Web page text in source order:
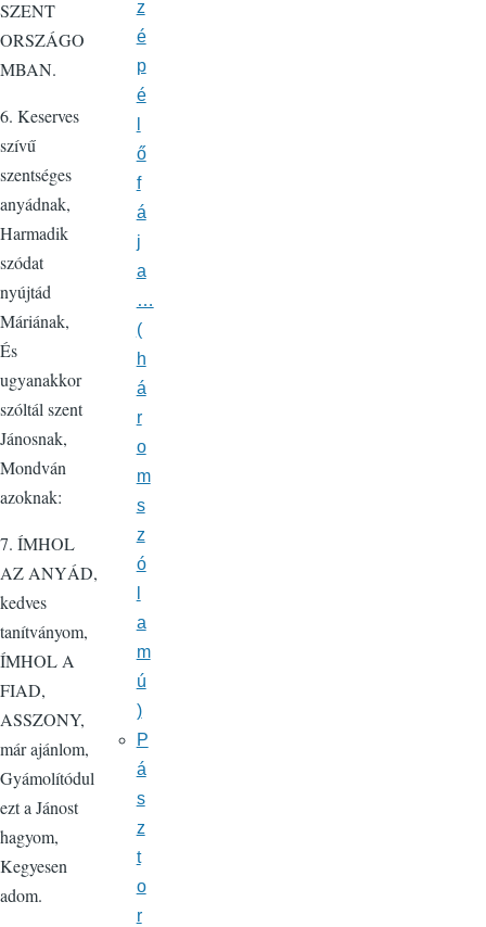
SZENT
ORSZÁGO
MBAN.
6. Keserves
szívű
szentséges
anyádnak,
Harmadik
szódat
nyújtád
Máriának,
És
ugyanakkor
szóltál szent
Jánosnak,
Mondván
azoknak:
7. ÍMHOL
AZ ANYÁD,
kedves
tanítványom,
ÍMHOL A
FIAD,
ASSZONY,
már ajánlom,
Gyámolítódul
ezt a Jánost
hagyom,
Kegyesen
adom.
z
é
p
é
ő
f
á
j
a
…
(
h
á
r
o
m
s
z
ó
a
m
ú
)
P
á
s
z
t
o
r